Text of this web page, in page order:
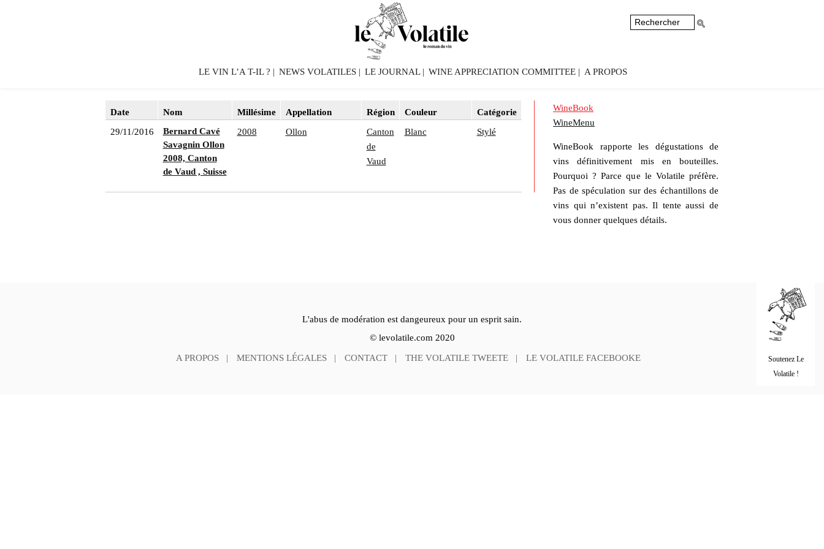
LE VIN L’A T-IL ? NEWS VOLATILES LE JOURNAL WINE APPRECIATION COMMITTEE A PROPOS
Date Nom Millésime Appellation Région Couleur
Catégorie
29/11/2016
Bernard Cavé
Savagnin Ollon
2008, Canton
de Vaud , Suisse
2008 Ollon
Canton
de
Vaud
Blanc Stylé
WineBook
WineMenu
WineBook rapporte les dégustations de
vins définitivement mis en bouteilles.
Pourquoi ? Parce que le Volatile préfère.
Pas de spéculation sur des échantillons de
vins qui n’existent pas. Il tente aussi de
vous donner quelques détails.
L'abus de modération est dangeureux pour un esprit sain.
© levolatile.com 2020
A PROPOS MENTIONS LÉGALES CONTACT THE VOLATILE TWEETE LE VOLATILE FACEBOOKE
Soutenez Le
Volatile !